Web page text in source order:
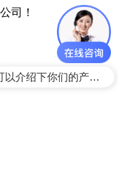
司！
可以介绍下你们的产品么？